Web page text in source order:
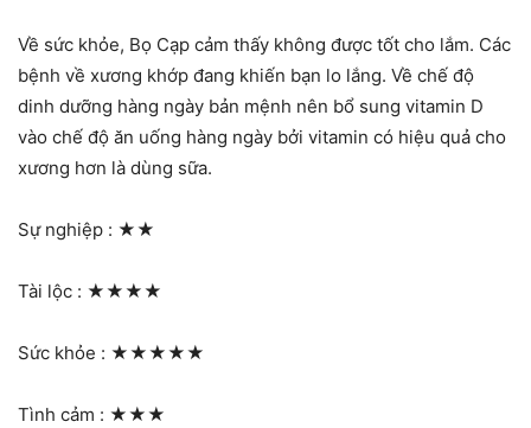
Về sức khỏe, Bọ Cạp cảm thấy không được tốt cho lắm. Các
bệnh về xương khớp đang khiến bạn lo lắng. Về chế độ
dinh dưỡng hàng ngày bản mệnh nên bổ sung vitamin D
vào chế độ ăn uống hàng ngày bởi vitamin có hiệu quả cho
xương hơn là dùng sữa.
Sự nghiệp : ★★
Tài lộc : ★★★★
Sức khỏe : ★★★★★
Tình cảm : ★★★